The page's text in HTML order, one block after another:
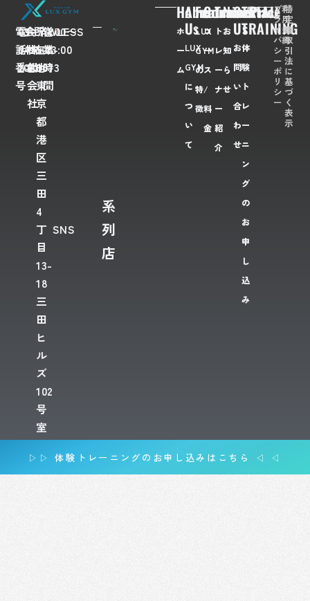
電
話
番
号
03-
6435-
2028
会
社
名
FLAWLESS
株
式
会
社
所
在
地
〒
108-
0073
東
京
都
港
区
三
田
4
丁
目
13-
18
三
田
ヒ
ル
ズ
102
号
室
営
業
時
間
7:00〜
23:00
SNS
系
列
店
Home
ホ
ー
ム
About
Us
LUX
GYM
に
つ
い
て
Feaures
LUX
GYM
の
特
徴
Course/Price
コ
ー
ス
/
料
金
Trainer
ト
レ
ー
ナ
ー
紹
介
News
お
知
ら
せ
Contact
Us
お
問
い
合
わ
せ
TRIAL
TRAINING
体
験
ト
レ
ー
ニ
ン
グ
の
お
申
し
込
み
プ
ラ
イ
バ
シ
ー
ポ
リ
シ
ー
利
用
規
約
特
定
商
取
引
法
に
基
づ
く
表
示
▷▷ 体験トレーニングのお申し込みはこちら ◁ ◁